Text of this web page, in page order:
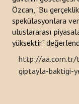
Özcan, "Bu
spekülasyonlara
uluslararası
yüksektir."
http://aa.com.tr/
giptayla-baktigi-